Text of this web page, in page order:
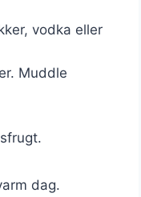
vodka eller
Muddle
dag.